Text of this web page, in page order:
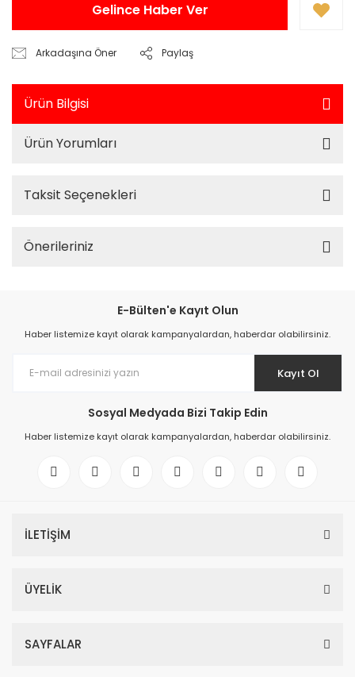
Gelince Haber Ver
Arkadaşına Öner Paylaş
Ürün Bilgisi
Ürün Yorumları
Taksit Seçenekleri
Önerileriniz
E-Bülten'e Kayıt Olun
Haber listemize kayıt olarak kampanyalardan, haberdar olabilirsiniz.
Kayıt Ol
Sosyal Medyada Bizi Takip Edin
Haber listemize kayıt olarak kampanyalardan, haberdar olabilirsiniz.
İLETİŞİM
ÜYELİK
SAYFALAR